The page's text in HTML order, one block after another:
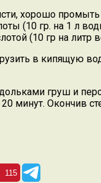
хорошо
(10 гр. на 1 л
(10 гр на литр
в кипящую
груш и
минут. Окончив
115